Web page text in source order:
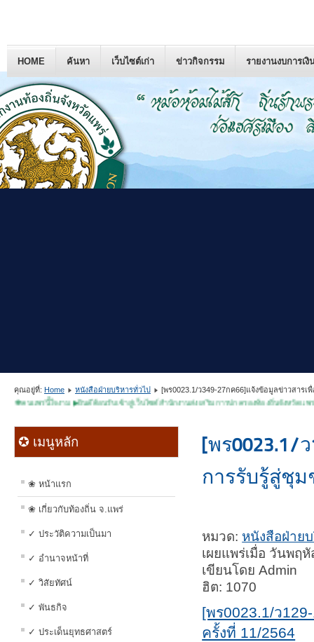
HOME ค้นหา เว็บไซต์เก่า ข่าวกิจกรรม รายงานงบการเงิ
คุณอยู่ที่: Home หนังสือฝ่ายบริหารทั่วไป
[พร0023.1/ว349-27กค66]แจ้งข้อมูลข่าวสารเ
ร่นี้ใจงาม ▶ยินดีต้อนรับเข้าสู่เว็บไซต์สำนักงานส่งเสริมการปกครองท้องถิ่นจังหวัดแพร่◀
✪ เมนูหลัก
❀ หน้าแรก
❀ เกี่ยวกับท้องถิ่น จ.แพร่
✓ ประวัติความเป็นมา
✓ อำนาจหน้าที่
✓ วิสัยทัศน์
✓ พันธกิจ
✓ ประเด็นยุทธศาสตร์
[พร0023.1/
การรับรู้สู่ชุ
หมวด: หนังสือฝ่าย
เผยแพร่เมื่อ วันพฤ
เขียนโดย Admin
ฮิต: 1070
[พร0023.1/ว
ครั้งที่ 11/2564